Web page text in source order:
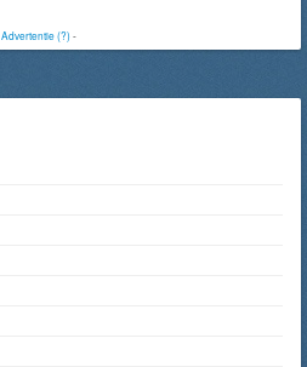
Advertentie (?)-